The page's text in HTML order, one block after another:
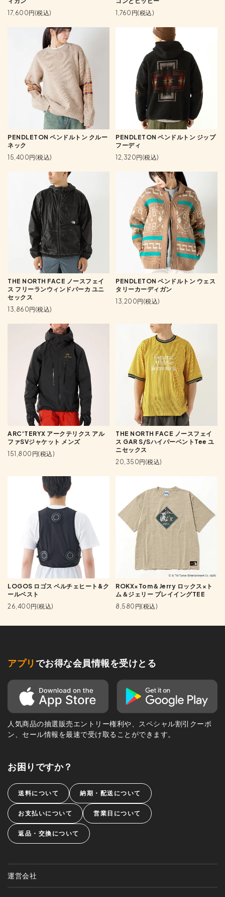
17,600円(税込)
1,760円(税込)
PENDLETON ペンドルトン クルー
ネック
15,400円(税込)
PENDLETON ペンドルトン ジップ
フーディ
12,320円(税込)
THE NORTH FACE ノースフェイ
ス フリーランウィンドパーカ ユニ
セックス
13,860円(税込)
PENDLETON ペンドルトン ウェス
タリーカーディガン
13,200円(税込)
ARC'TERYX アークテリクス アル
ファSVジャケット メンズ
151,800円(税込)
THE NORTH FACE ノースフェイ
ス GAR S/SハイパーベントTee ユ
ニセックス
20,350円(税込)
LOGOS ロゴス ペルチェヒート&ク
ールベスト
26,400円(税込)
ROKX×Tom＆Jerry ロックス×ト
ム＆ジェリー プレイイングTEE
8,580円(税込)
アプリ でお得な会員情報を受けとる
人気商品の抽選販売エントリー権利や、スペシャル割引クーポ
ン、セール情報を最速で受け取ることができます。
お困りですか？
送料について 納期・配送について
お支払いについて 営業日について
返品・交換について
運営会社